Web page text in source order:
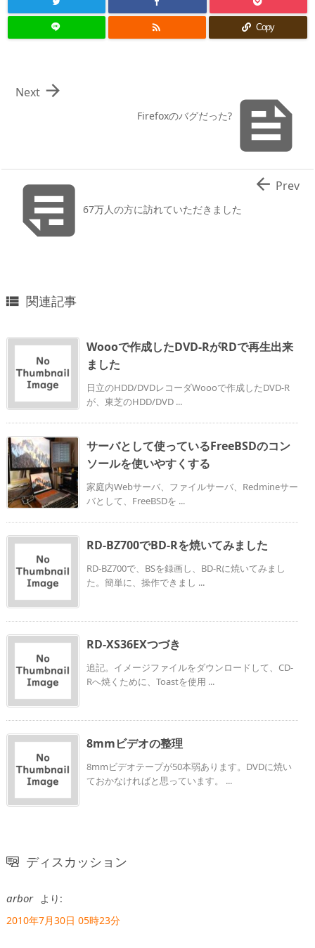
 Copy

Firefoxのバグだった?

Next
67万人の方に訪れていただきました
 Prev
 関連記事
Woooで作成したDVD-RがRDで再生出来
ました
日立のHDD/DVDレコーダWoooで作成したDVD-R
が、東芝のHDD/DVD ...
サーバとして使っているFreeBSDのコン
ソールを使いやすくする
家庭内Webサーバ、ファイルサーバ、Redmineサー
バとして、FreeBSDを ...
RD-BZ700でBD-Rを焼いてみました
RD-BZ700で、BSを録画し、BD-Rに焼いてみまし
た。簡単に、操作できまし ...
RD-XS36EXつづき
追記。イメージファイルをダウンロードして、CD-
Rへ焼くために、Toastを使用 ...
8mmビデオの整理
8mmビデオテープが50本弱あります。DVDに焼い
ておかなければと思っています。 ...
ディスカッション
arbor より:
2010年7月30日 05時23分